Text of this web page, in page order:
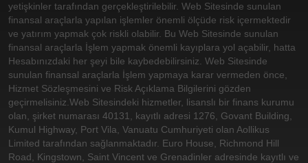
yetişkinler tarafından gerçekleştirilebilir. Web Sitesinde sunulan
finansal araçlarla yapılan işlemler önemli ölçüde risk içermektedir
ve yatırım yapmak çok riskli olabilir. Bu Web Sitesinde sunulan
finansal araçlarla İşlem yapmak önemli kayıplara yol açabilir, hatta
Hesabınızdaki her şeyi bile kaybedebilirsiniz. Web Sitesinde
sunulan finansal araçlarla İşlem yapmaya karar vermeden önce,
Hizmet Sözleşmesini ve Risk Açıklama Bilgilerini gözden
geçirmelisiniz. Web Sitesindeki hizmetler, lisanslı bir finans kurumu
olan, şirket numarası 40131, kayıtlı adresi 1276, Govant Building,
Kumul Highway, Port Vila, Vanuatu Cumhuriyeti olan Aollikus
Limited tarafından sağlanmaktadır. Euro House, Richmond Hill
Road, Kingstown, Saint Vincent ve Grenadinler adresinde kayıtlı ve